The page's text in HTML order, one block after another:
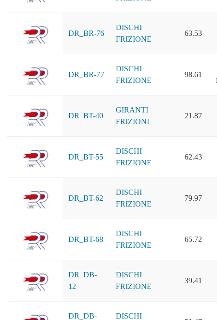
DR_BR-76
DISCHI
FRIZIONE
63.53
DR_BR-77
DISCHI
FRIZIONE
98.61
DR_BT-40
GIRANTI
FRIZIONI
21.87
DR_BT-55
DISCHI
FRIZIONE
62.43
DR_BT-62
DISCHI
FRIZIONE
79.97
DR_BT-68
DISCHI
FRIZIONE
65.72
DR_DB-
12
DISCHI
FRIZIONE
39.41
DR_DB- DISCHI